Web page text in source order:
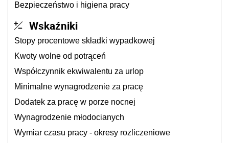
Bezpieczeństwo i higiena pracy
Wskaźniki
Stopy procentowe składki wypadkowej
Kwoty wolne od potrąceń
Współczynnik ekwiwalentu za urlop
Minimalne wynagrodzenie za pracę
Dodatek za pracę w porze nocnej
Wynagrodzenie młodocianych
Wymiar czasu pracy - okresy rozliczeniowe